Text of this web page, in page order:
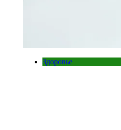
Здоровье